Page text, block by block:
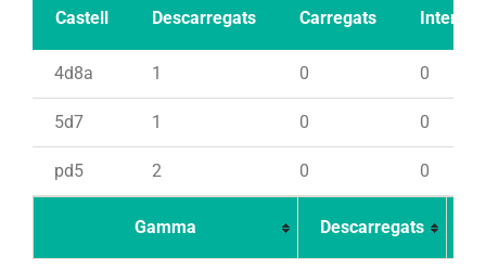
Castell Descarregats Carregats Intents
4d8a 1 0 0
5d7 1 0 0
pd5 2 0 0
Gamma Descarregats